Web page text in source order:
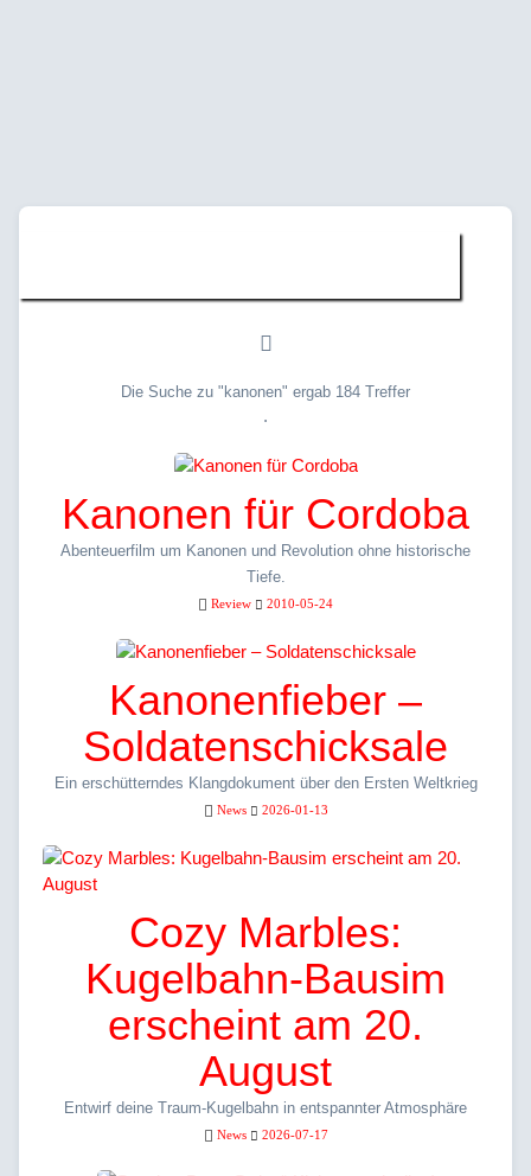
Die Suche zu "kanonen" ergab 184 Treffer
.
Kanonen für Cordoba
Abenteuerfilm um Kanonen und Revolution ohne historische
Tiefe.
Review 2010-05-24
Kanonenfieber –
Soldatenschicksale
Ein erschütterndes Klangdokument über den Ersten Weltkrieg
News 2026-01-13
Cozy Marbles:
Kugelbahn-Bausim
erscheint am 20.
August
Entwirf deine Traum-Kugelbahn in entspannter Atmosphäre
News 2026-07-17